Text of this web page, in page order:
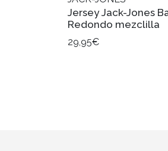
Jersey Jack-Jones
Redondo mezclilla
29,95€